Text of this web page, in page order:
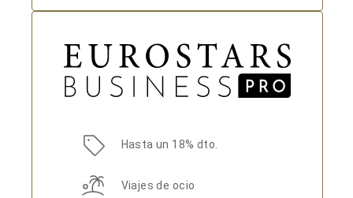
Hasta un 18% dto.
Viajes de ocio